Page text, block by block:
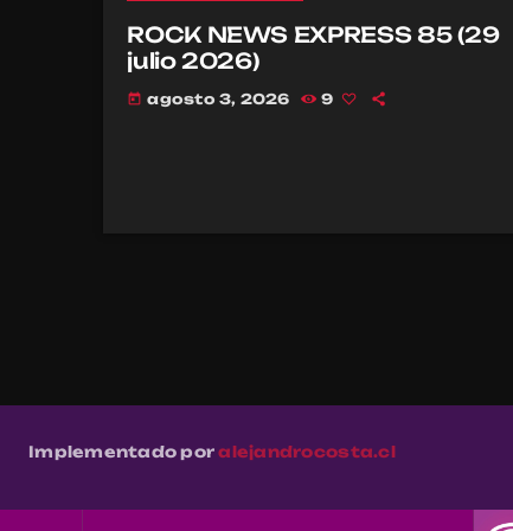
ROCK NEWS EXPRESS 85 (29
julio 2026)
today agosto 3, 2026 9
Implementado poralejandrocosta.cl